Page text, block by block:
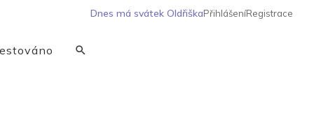
Dnes má svátek OldřiškaPřihlášeníRegistrace